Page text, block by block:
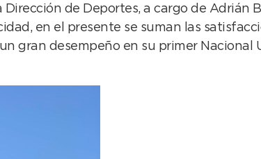
de Deportes, a cargo de Adrián
en el presente se suman las
gran desempeño en su primer Nacional